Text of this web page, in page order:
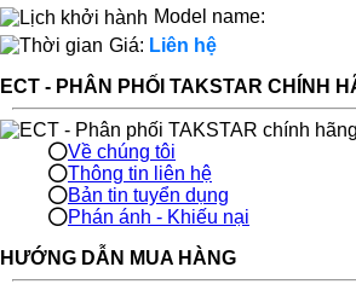
Model name:
Giá: Liên hệ
ECT - PHÂN PHỐI TAKSTAR CHÍNH
Về chúng tôi
Thông tin liên hệ
Bản tin tuyển dụng
Phán ánh - Khiếu nại
HƯỚNG DẪN MUA HÀNG